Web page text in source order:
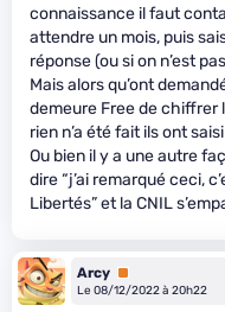
connaissance il faut
attendre un mois, puis
réponse (ou si on n’est
Mais alors qu’ont
demeure Free de chiffrer
rien n’a été fait ils ont
Ou bien il y a une autre
dire “j’ai remarqué ceci,
Libertés” et la CNIL
Arcy Premium
Le 08/12/2022 à 20h22